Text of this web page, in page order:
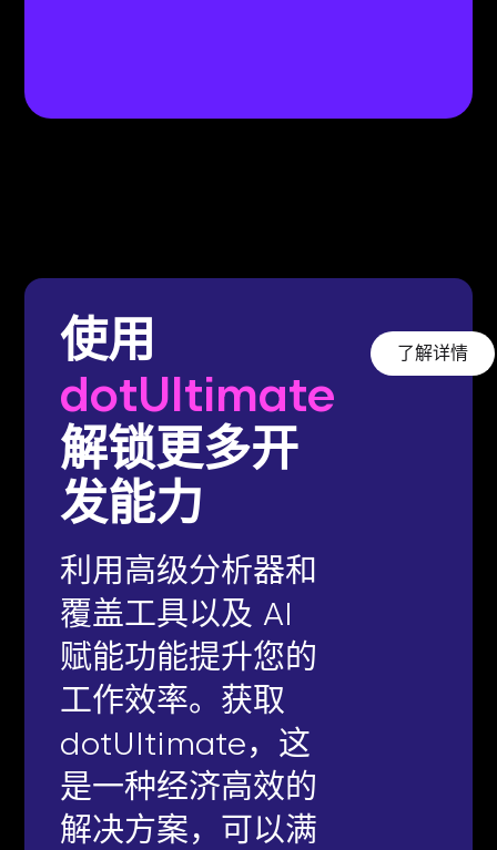
使用
dotUltimate
解锁更多开
发能力
利用高级分析器和
覆盖工具以及 AI
赋能功能提升您的
工作效率。获取
dotUltimate，这
是一种经济高效的
解决方案，可以满
了解详情